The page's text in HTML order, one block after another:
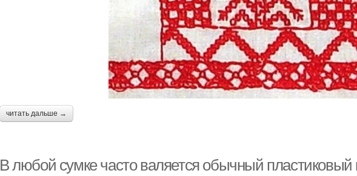
читать дальше →
В любой сумке часто валяется обычный пластиковый